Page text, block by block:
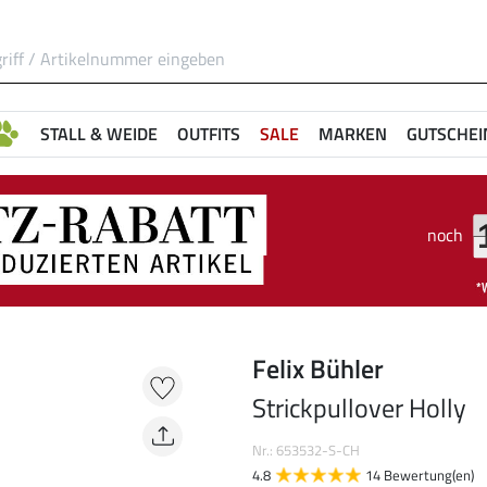
STALL & WEIDE OUTFITS SALE MARKEN
noch
Felix Bühler
Strickpullover Holly
Nr.: 653532-S-CH
4.8
14 Bewertung(en)